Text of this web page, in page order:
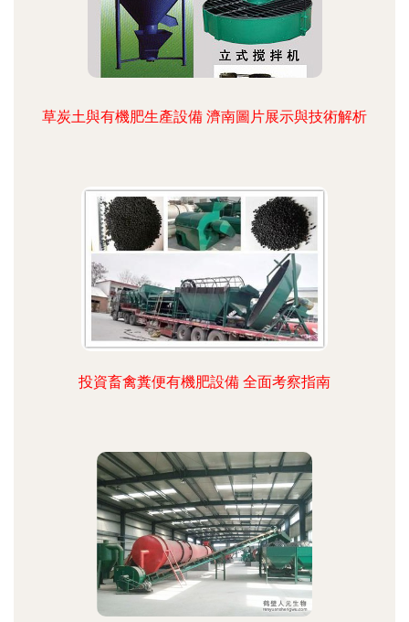
草炭土與有機肥生產設備 濟南圖片展示與技術解析
投資畜禽糞便有機肥設備 全面考察指南